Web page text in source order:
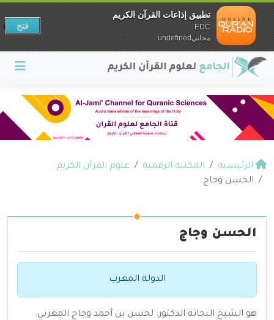
الرئيسية المكتبة الرقمية
علوم القرآن الكريم
الحسن وجاج
الحسن وجاج
الدولة المغرب
هو الشيخ البحاثة الدكتور: لحسن بن أحمد وجاج المغربي.
تطبيق إذاعات القرآن الكريم
EDC
مجانيundefined
فتح